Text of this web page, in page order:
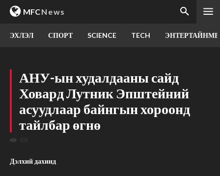
MFCNews
ЭХЛЭЛ СПОРТ SCIENCE TECH
АНУ-ын худалдааны сайд
Ховард Лутник Эпштейний
асуудлаар байнгын хороонд
тайлбар өгнө
103
Дэлхий дахинд